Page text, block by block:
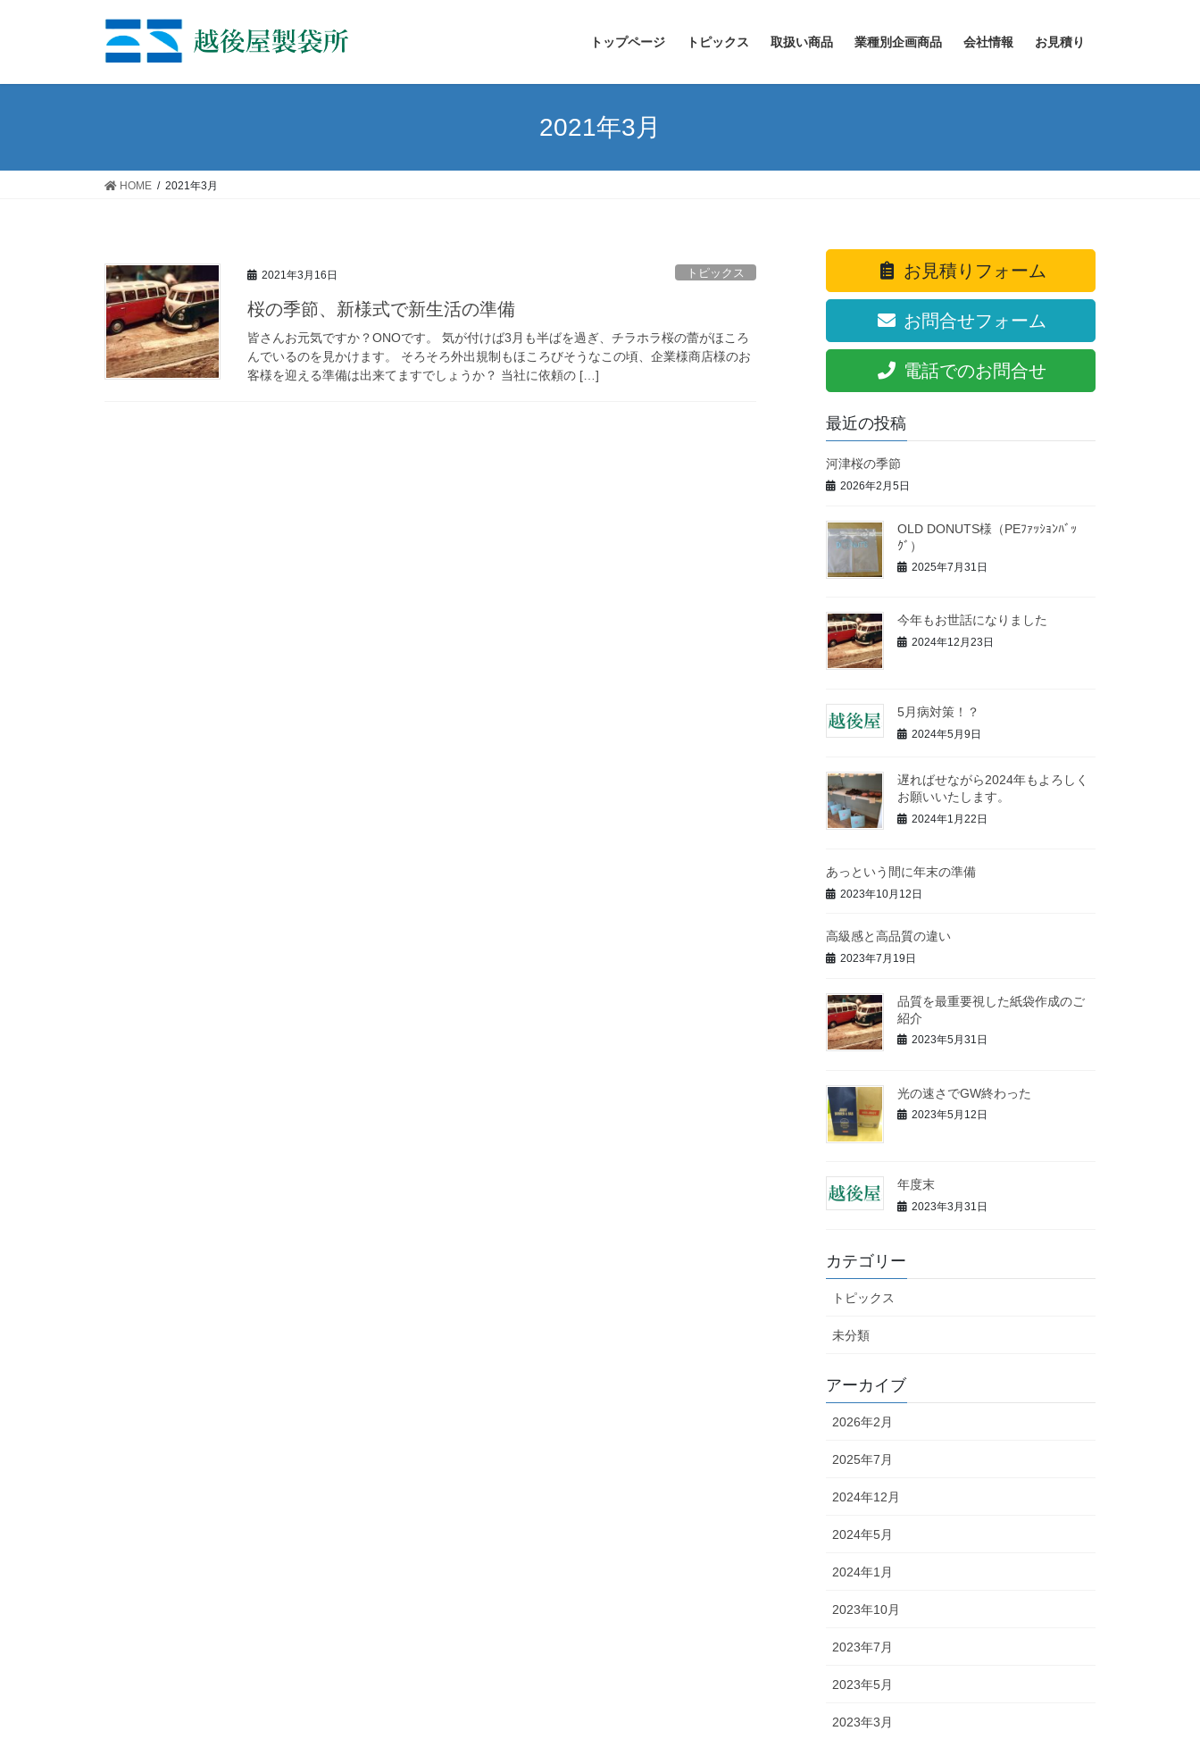
トップページ トピックス 取扱い商品 業種別企画商品 会社情報 お見積り
2021年3月
HOME 2021年3月
2021年3月16日 トピックス
桜の季節、新様式で新生活の準備
皆さんお元気ですか？ONOです。 気が付けば3月も半ばを過ぎ、チラホラ桜の蕾がほころ
んでいるのを見かけます。 そろそろ外出規制もほころびそうなこの頃、企業様商店様のお
客様を迎える準備は出来てますでしょうか？ 当社に依頼の […]
お見積りフォーム
お問合せフォーム
電話でのお問合せ
最近の投稿
河津桜の季節
2026年2月5日
OLD DONUTS様（PEﾌｧｯｼｮﾝﾊﾞｯ
ｸﾞ）
2025年7月31日
今年もお世話になりました
2024年12月23日
5月病対策！？
2024年5月9日
遅ればせながら2024年もよろしく
お願いいたします。
2024年1月22日
あっという間に年末の準備
2023年10月12日
高級感と高品質の違い
2023年7月19日
品質を最重要視した紙袋作成のご
紹介
2023年5月31日
光の速さでGW終わった
2023年5月12日
年度末
2023年3月31日
カテゴリー
トピックス
未分類
アーカイブ
2026年2月
2025年7月
2024年12月
2024年5月
2024年1月
2023年10月
2023年7月
2023年5月
2023年3月